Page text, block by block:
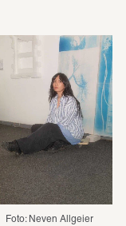
Foto: Neven Allgeier